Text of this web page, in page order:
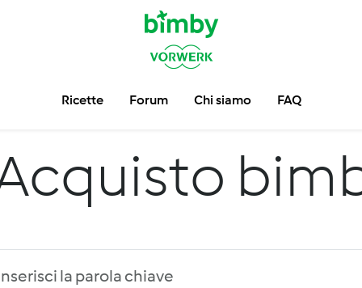
Ricette Forum Chi siamo FAQ